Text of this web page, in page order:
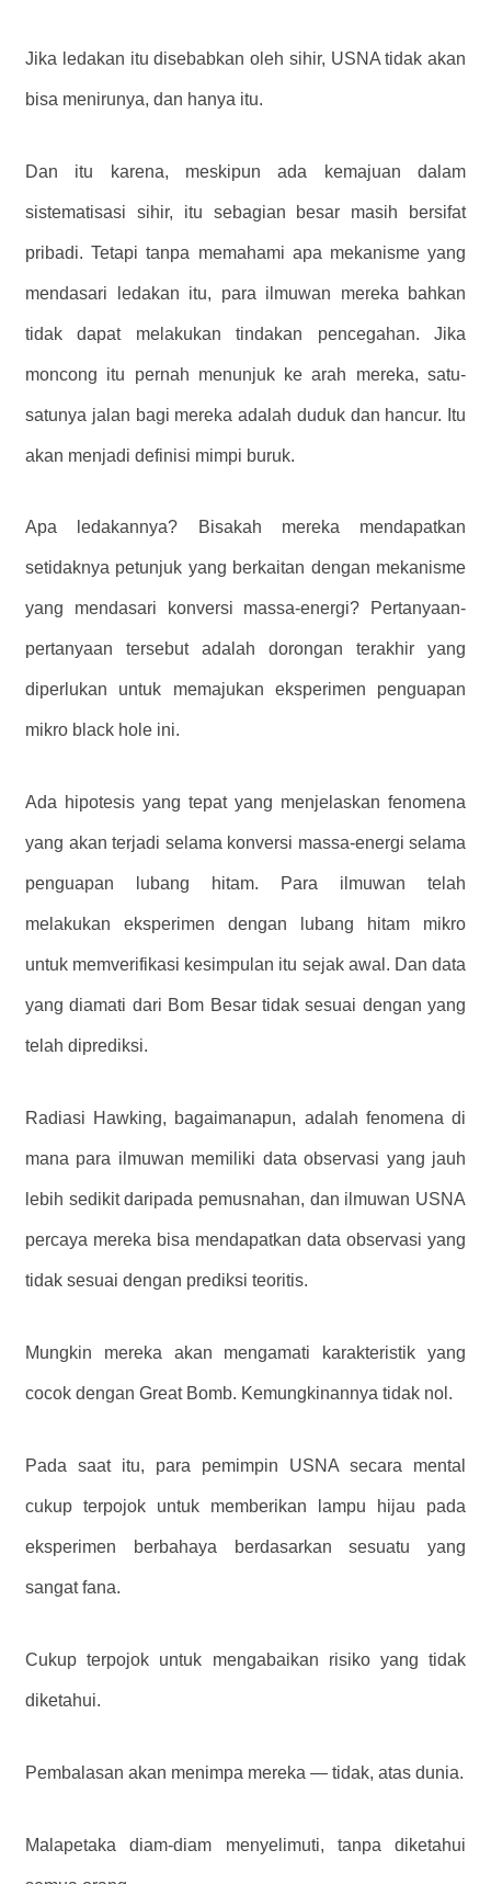
Jika ledakan itu disebabkan oleh sihir, USNA tidak akan
bisa menirunya, dan hanya itu.
Dan itu karena, meskipun ada kemajuan dalam
sistematisasi sihir, itu sebagian besar masih bersifat
pribadi. Tetapi tanpa memahami apa mekanisme yang
mendasari ledakan itu, para ilmuwan mereka bahkan
tidak dapat melakukan tindakan pencegahan. Jika
moncong itu pernah menunjuk ke arah mereka, satu-
satunya jalan bagi mereka adalah duduk dan hancur. Itu
akan menjadi definisi mimpi buruk.
Apa ledakannya? Bisakah mereka mendapatkan
setidaknya petunjuk yang berkaitan dengan mekanisme
yang mendasari konversi massa-energi? Pertanyaan-
pertanyaan tersebut adalah dorongan terakhir yang
diperlukan untuk memajukan eksperimen penguapan
mikro black hole ini.
Ada hipotesis yang tepat yang menjelaskan fenomena
yang akan terjadi selama konversi massa-energi selama
penguapan lubang hitam. Para ilmuwan telah
melakukan eksperimen dengan lubang hitam mikro
untuk memverifikasi kesimpulan itu sejak awal. Dan data
yang diamati dari Bom Besar tidak sesuai dengan yang
telah diprediksi.
Radiasi Hawking, bagaimanapun, adalah fenomena di
mana para ilmuwan memiliki data observasi yang jauh
lebih sedikit daripada pemusnahan, dan ilmuwan USNA
percaya mereka bisa mendapatkan data observasi yang
tidak sesuai dengan prediksi teoritis.
Mungkin mereka akan mengamati karakteristik yang
cocok dengan Great Bomb. Kemungkinannya tidak nol.
Pada saat itu, para pemimpin USNA secara mental
cukup terpojok untuk memberikan lampu hijau pada
eksperimen berbahaya berdasarkan sesuatu yang
sangat fana.
Cukup terpojok untuk mengabaikan risiko yang tidak
diketahui.
Pembalasan akan menimpa mereka — tidak, atas dunia.
Malapetaka diam-diam menyelimuti, tanpa diketahui